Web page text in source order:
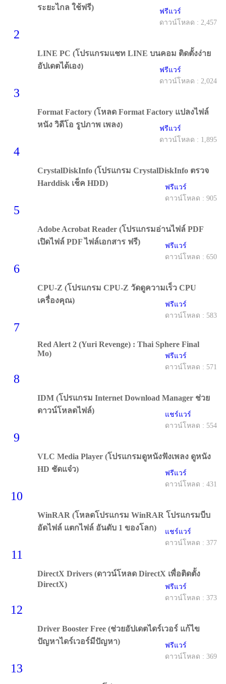
ระยะไกล ใช้ฟรี)
ฟรีแวร์
ดาวน์โหลด : 2,457
2
LINE PC (โปรแกรมแชท LINE บนคอม ติดตั้งง่าย
อัปเดตได้เอง)
ฟรีแวร์
ดาวน์โหลด : 2,024
3
Format Factory (โหลด Format Factory แปลงไฟล์
หนัง วิดีโอ รูปภาพ เพลง)
ฟรีแวร์
ดาวน์โหลด : 1,895
4
CrystalDiskInfo (โปรแกรม CrystalDiskInfo ตรวจ
Harddisk เช็ค HDD)
ฟรีแวร์
ดาวน์โหลด : 905
5
Adobe Acrobat Reader (โปรแกรมอ่านไฟล์ PDF
เปิดไฟล์ PDF ไฟล์เอกสาร ฟรี)
ฟรีแวร์
ดาวน์โหลด : 650
6
CPU-Z (โปรแกรม CPU-Z วัดดูความเร็ว CPU
เครื่องคุณ)
ฟรีแวร์
ดาวน์โหลด : 583
7
Red Alert 2 (Yuri Revenge) : Thai Sphere Final
Mo)
ฟรีแวร์
ดาวน์โหลด : 571
8
IDM (โปรแกรม Internet Download Manager ช่วย
ดาวน์โหลดไฟล์)
แชร์แวร์
ดาวน์โหลด : 554
9
VLC Media Player (โปรแกรมดูหนังฟังเพลง ดูหนัง
HD ชัดแจ๋ว)
ฟรีแวร์
ดาวน์โหลด : 431
10
WinRAR (โหลดโปรแกรม WinRAR โปรแกรมบีบ
อัดไฟล์ แตกไฟล์ อันดับ 1 ของโลก)
แชร์แวร์
ดาวน์โหลด : 377
11
DirectX Drivers (ดาวน์โหลด DirectX เพื่อติดตั้ง
DirectX)
ฟรีแวร์
ดาวน์โหลด : 373
12
Driver Booster Free (ช่วยอัปเดตไดร์เวอร์ แก้ไข
ปัญหาไดร์เวอร์มีปัญหา)
ฟรีแวร์
ดาวน์โหลด : 369
13